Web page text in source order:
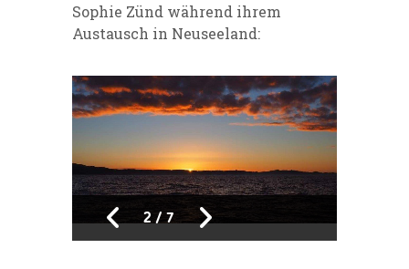
Sophie Zünd während ihrem
Austausch in Neuseeland:
2 / 7